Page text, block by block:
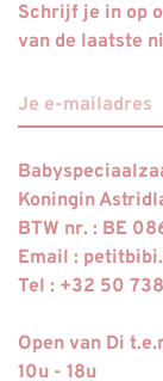
Schrijf je in op
van de laatste
Koningin
BTW nr. : BE
Email :
Tel : +32 50
Open van Di
10u - 18u